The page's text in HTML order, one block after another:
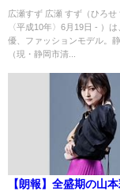
広瀬すず 広瀬 すず（ひろせ
〈平成10年〉6月19日 - ）
優、ファッションモデル。
（現・静岡市清...
【朗報】全盛期の山本